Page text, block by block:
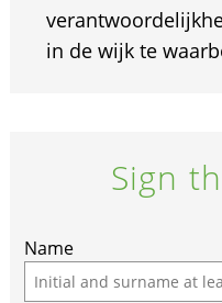
in de wijk te
Sign
If
you
Name